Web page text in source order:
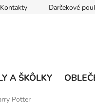
Kontakty Darčekové
A ŠKÔLKY
Potter